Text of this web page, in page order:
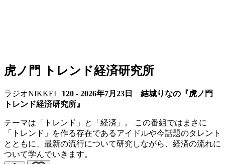
虎ノ門 トレンド経済研究所
ラジオNIKKEI | 120 - 2026年7月23日 結城りなの『虎ノ門
トレンド経済研究所』
テーマは「トレンド」と「経済」。 この番組ではまさに
「トレンド」を作る存在であるアイドルや今話題のタレント
とともに、最新の流行について研究しながら、経済の流れに
ついて学んでいきます。